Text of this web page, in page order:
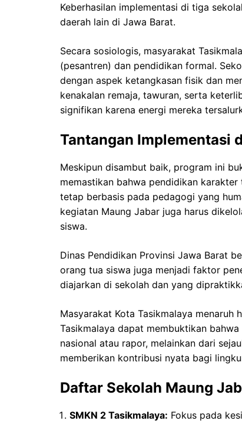
Keberhasilan implementasi di tiga
daerah lain di Jawa Barat.
Secara sosiologis, masyarakat
(pesantren) dan pendidikan formal.
dengan aspek ketangkasan fisik dan
kenakalan remaja, tawuran, serta
signifikan karena energi mereka
Tantangan Implementasi
Meskipun disambut baik, program ini
memastikan bahwa pendidikan
tetap berbasis pada pedagogi yang
kegiatan Maung Jabar juga harus
siswa.
Dinas Pendidikan Provinsi Jawa Barat
orang tua siswa juga menjadi faktor
diajarkan di sekolah dan yang
Masyarakat Kota Tasikmalaya menaruh
Tasikmalaya dapat membuktikan
nasional atau rapor, melainkan dari
memberikan kontribusi nyata bagi
Daftar Sekolah Maung
SMKN 2 Tasikmalaya: Fokus pada